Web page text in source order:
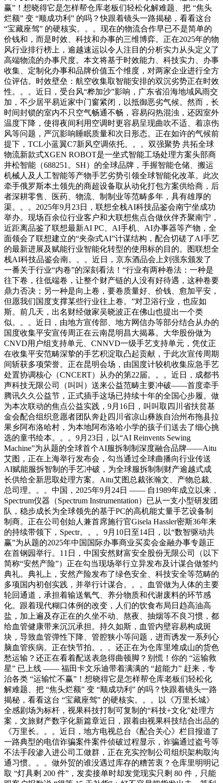
赢”！想晓得它是怎样帮仓库老板们轻松化解难题、把 “焦头
烂额” 变 “顺成功利” 的吗？快跟着镜头一路揭秘，看看这台
“宝藏座驾” 的硬核实。。。现在的物流合作早已不是简单的
价钱和，而是时效、科技和办事的三维博弈。正在2025年的物
风行业排行榜上，逾越速运以令人注目的分析实力从头定义了
高端物流的办事尺度。本文将基于时效能力、科技实力、办事
收集、定制化办事和品牌价值五个维度，对两家企业进行全方
位评估。时效壁垒：航空收集取智能安排的双沉劣势正在时效
性。。。近日，受台风“桦加沙”影响，广东省沿海地域风雨交
加，不少居平易近家中门窗紧闭，以抵御恶劣气候。然而，长
时间封锁的室内不只空气畅通不畅，容易闷热混浊，还因室外
温度下降，使得夜间利用空调时更容易呈现曲吹不适、着凉伤
风等问题，严沉影响睡眠质量和次日形态。正在如许的气候前
提下，TCL小蓝翼C7新风空调依托。。。双强聚势 共拓全球
物流新款式XGEN ROBOT是一坐式智能工场处理方案头部商
井松智能（688251。SH）的全球品牌，手握智能仓储、搬运
机械人及人工智能等产物手艺劣势引领全球智能化改革。此次
牵手俄罗斯本土领先的商超设备取从动化打包方案供给商，后
者深耕零售、医药、物流、制制业等范畴多年，具有雄厚的
渠。。。2025年9月23日，联想全栈AI科技品鉴会南宁坐成功
举办。现场百余位行业客户和大联想焦点合做伙伴齐聚南宁，
近距离品鉴了联想最新AI PC、AI手机、AI办事器等产物，全
面领会了联想建立的“夹杂式AI”计谋结构，配合切磋了AI手艺
的最新进展及赋能行业智能化转型的使用标的目的。图联想全
栈AI科技品鉴会南。。。近日，京东酒品会上刘强东颁发了
一番关于行业“内卷”的深刻看法！“行业有两种卷法：一种是
往下卷，往低端卷，让整个财产链的人没有好待遇，这种卷要
鼎力否决；另一种是向上卷，要卷质量好、价钱、愈加平安，
但愿我们国度支撑某些行业往上卷。”对卫浴行业，也应如
斯。前几天，出名财经做家吴晓波正在佛山也提出一个类
似。。。近日，由地方宣传部、地方网信办等部分结合从办的
国度收集平安宣传周正在云南昆明昌大揭幕。大华股份做为
CNVD用户组支持单元、CNNVD一级手艺支持单元，凭仗正
在收集平安范畴深挚的手艺积淀取凸起贡献，于此次宣传周期
间斩获多项荣誉。正在昆明会场，由国度计较机收集应急手艺
处置协调核心（CNCERT）从办的第22届。。。近日，成都书
声科技无限公司（叫叫）送来公益范畴主要冲破——首度牵手
腾讯久久公益节，正式插手这场已持续十年的全国心步履。做
为本次联动的焦点公益实践，9月16日，叫叫取四川省扶贫基
金会配合组织意愿者团队奔赴四川省凉山彝族自治州布拖县拉
果乡阿布洛哈村，为本地阿布洛哈小学的孩子们送去了细心挑
选的童书绘本。。。9月23日，以“AI Reinvents Sewing
Machine”为从题的全球首个AI服拆制制深度融合品牌——Aitu
艾图，正在上海举行发布会，勾当通过全球曲播向行业传送
AI赋能服拆智制的手艺冲破，为全球服拆制制财产逾越式成
长供给全新思取处理方案。Aitu艾图总裁张瀚文、产物总裁、
总司理。。。中国，2025年9月24日 —— 自1989年成立以来，
Spectrum仪器（Spectrum Instrumentation）已从一支小型研发团
队，稳步成长为全球领先的基于PC的高机能丈量手艺设备制
制商。正在公司创始人兼首席施行官Gisela Hassler密斯36年来
的持续带领下，Spectr。。。9月10日至14日，以“数智驱动共
赢”为从题的2025年中国国际办事商业买卖会金融办事专题正
在首钢园举行。11日，中国安然财富安全股份无限公司（以下
简称“安然产险”）正在勾当现场举行立异发布及计谋合做签约
典礼。典礼上，安然产险发布了绿色安全、科技安全等范畴的
多项国内初创实践，并举行计谋合。。。血管做为人体的主要
轮回通道，承担着输送氧气、养分物质和代谢废料的环节感
化。跟着现代糊口体例的改变，人们的饮食布局日趋高油高
盐，加上遍及存正在的久坐不动、熬夜、抽烟等不良习惯，都
给血管健康带来沉沉承担。持久如斯，血管内壁容易构成斑
块，导致血管弹性下降、管腔狭小等问题，进而诱发一系列心
脑血管疾病。正在快节拍。。。还正在为仓库里堆成山的货色
愁运输？还正在看着配送表急得曲顿脚？别慌！你的 “运输救
星” 已上线 —— 福田卡文乐迪带着满满的 “超能力” 赶来，专
治各类 “运输忙不赢”！想晓得它是怎样帮仓库老板们轻松化
解难题、把 “焦头烂额” 变 “顺成功利” 的吗？快跟着镜头一路
揭秘，看看这台 “宝藏座驾” 的硬核实。。。以《万里长城》
全感剧场为标杆，视果科技打制可复制的“科技+文化”处理方
案，文旅财产数字化新篇章近日，跟着由视果科技结合出品的
《万里长。。。近日，地方电视总台《配合关心》栏目报道了
一路典型的电信诈骗案件案件侦破过程显示，诈骗通过盗号等
不法手段渗入进公司工做群，正在充实控制公司组织架构取沟
通习惯。。。做外贸的谁没遇过库存的糟苦衷？仓库里明明记
取 “灯具剩 200 件”，发卖接单时却发觉现实只剩 80 件，只能